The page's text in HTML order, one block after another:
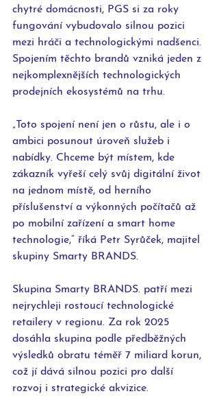
chytré domácnosti, PGS si za roky
fungování vybudovalo silnou pozici
mezi hráči a technologickými nadšenci.
Spojením těchto brandů vzniká jeden z
nejkomplexnějších technologických
prodejních ekosystémů na trhu.
„Toto spojení není jen o růstu, ale i o
ambici posunout úroveň služeb i
nabídky. Chceme být místem, kde
zákazník vyřeší celý svůj digitální život
na jednom místě, od herního
příslušenství a výkonných počítačů až
po mobilní zařízení a smart home
technologie,“ říká Petr Syrůček, majitel
skupiny Smarty BRANDS.
Skupina Smarty BRANDS. patří mezi
nejrychleji rostoucí technologické
retailery v regionu. Za rok 2025
dosáhla skupina podle předběžných
výsledků obratu téměř 7 miliard korun,
což jí dává silnou pozici pro další
rozvoj i strategické akvizice.